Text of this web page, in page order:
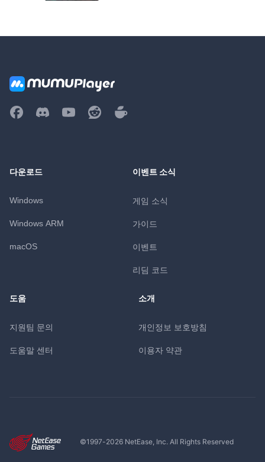
다운로드
Windows
Windows ARM
macOS
이벤트 소식
게임 소식
가이드
이벤트
리딤 코드
도움
지원팀 문의
도움말 센터
소개
개인정보 보호방침
이용자 약관
©1997-2026NetEase, Inc. All Rights Reserved